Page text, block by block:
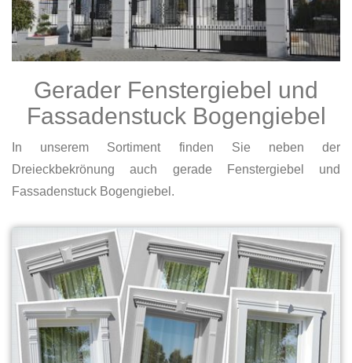
Gerader Fenstergiebel und
Fassadenstuck Bogengiebel
In unserem Sortiment finden Sie neben der
Dreieckbekrönung auch gerade Fenstergiebel und
Fassadenstuck Bogengiebel.